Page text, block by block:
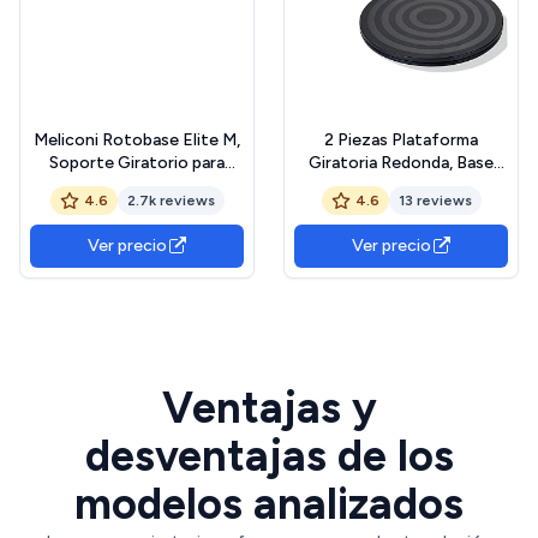
Meliconi Rotobase Elite M,
Soporte Giratorio para
Monitor y TV, Base
Giratoria 360°, Carga 70
Kg, Cristal Templado, Negro
4.6 2.7k reviews
Ver precio
2 Piezas Plataforma
Giratoria Redonda, Base
Giratoria Manual, Mesa
Giratoria de 360 Grados,
Universal Redonda de 20cm,
para Manualidades, Plantas,
TV, Computadora Portátil,
4.6 13 reviews
Ver precio
Ventajas y
desventajas de los
modelos analizados